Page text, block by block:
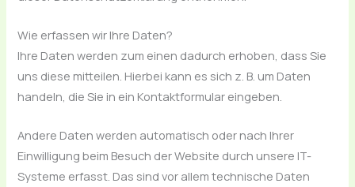
Wie erfassen wir Ihre Daten?
Ihre Daten werden zum einen dadurch erhoben, dass Sie
uns diese mitteilen. Hierbei kann es sich z. B. um Daten
handeln, die Sie in ein Kontaktformular eingeben.
Andere Daten werden automatisch oder nach Ihrer
Einwilligung beim Besuch der Website durch unsere IT-
Systeme erfasst. Das sind vor allem technische Daten